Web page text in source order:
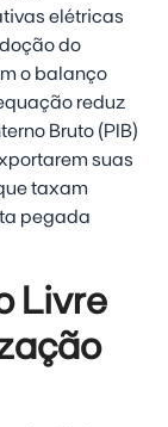
elétricas
do
o balanço
reduz
Bruto (PIB)
suas
taxam
pegada
Livre